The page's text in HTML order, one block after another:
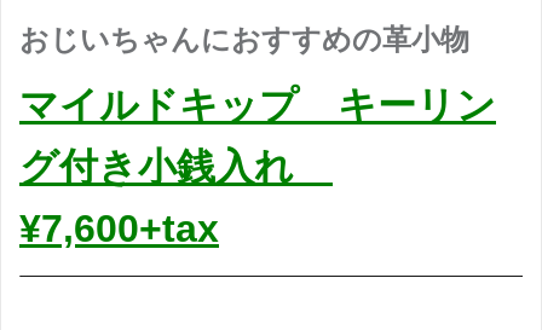
おじいちゃんにおすすめの革小物
マイルドキップ キーリン
グ付き小銭入れ
¥7,600+tax